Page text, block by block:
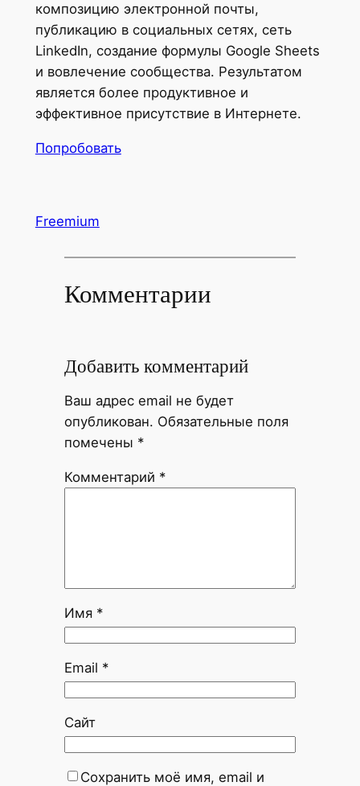
композицию электронной почты,
публикацию в социальных сетях, сеть
LinkedIn, создание формулы Google Sheets
и вовлечение сообщества. Результатом
является более продуктивное и
эффективное присутствие в Интернете.
Попробовать
Freemium
Комментарии
Добавить комментарий
Ваш адрес email не будет
опубликован. Обязательные поля
помечены *
Комментарий *
Имя *
Email *
Сайт
Сохранить моё имя, email и